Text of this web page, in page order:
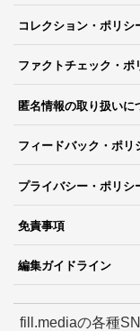
コレクション・ポリシ
ファクトチェック・ポ
匿名情報の取り扱いに
フィードバック・ポリ
プライバシー・ポリシ
免責事項
編集ガイドライン
fill.mediaの各種